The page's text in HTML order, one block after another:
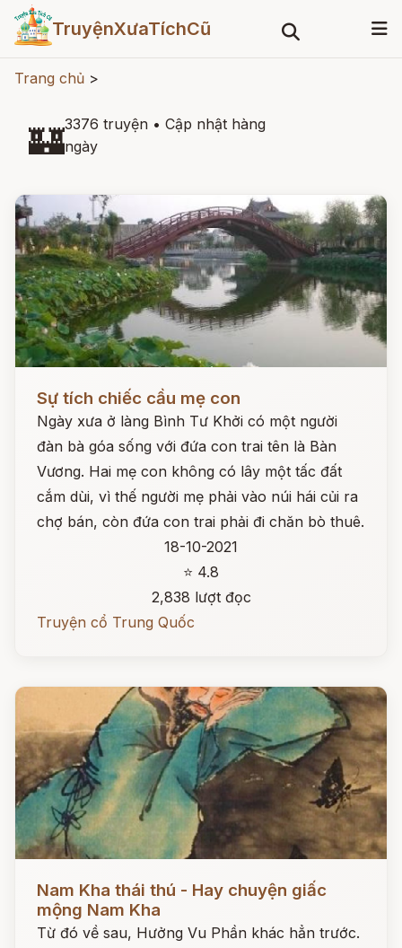
TruyệnXưaTíchCũ
Trang chủ >
🏰3376 truyện • Cập nhật hàng
ngày
Sự tích chiếc cầu mẹ con
Ngày xưa ở làng Bình Tư Khởi có một người
đàn bà góa sống với đứa con trai tên là Bàn
Vương. Hai mẹ con không có lây một tấc đất
cắm dùi, vì thế người mẹ phải vào núi hái củi ra
chợ bán, còn đứa con trai phải đi chăn bò thuê.
18-10-2021
⭐ 4.8
2,838 lượt đọc
Truyện cổ Trung Quốc
Nam Kha thái thú - Hay chuyện giấc
mộng Nam Kha
Từ đó về sau, Hưởng Vu Phần khác hẳn trước.